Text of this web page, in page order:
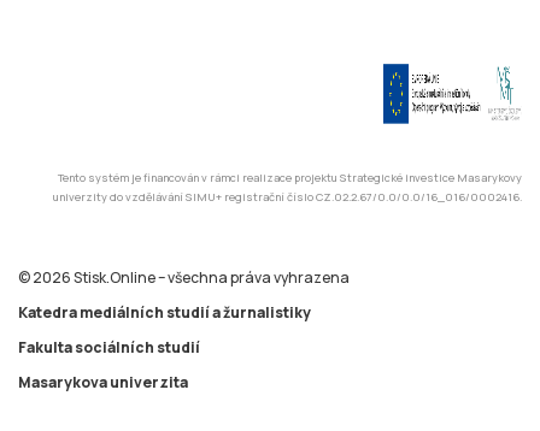
Tento systém je financován v rámci realizace projektu Strategické investice Masarykovy
univerzity do vzdělávání SIMU+ registrační číslo CZ.02.2.67/0.0/0.0/16_016/0002416.
© 2026 Stisk.Online – všechna práva vyhrazena
Katedra mediálních studií a žurnalistiky
Fakulta sociálních studií
Masarykova univerzita